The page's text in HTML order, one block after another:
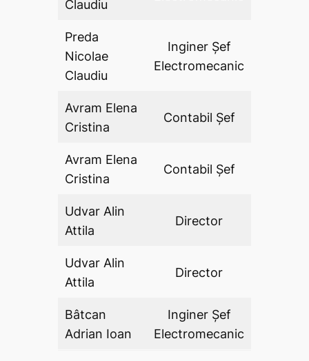
Claudiu
Preda
Nicolae
Claudiu
Inginer Şef
Electromecanic
Avram Elena
Cristina
Contabil Şef
Avram Elena
Cristina
Contabil Şef
Udvar Alin
Attila
Director
Udvar Alin
Attila
Director
Bâtcan
Adrian Ioan
Inginer Şef
Electromecanic